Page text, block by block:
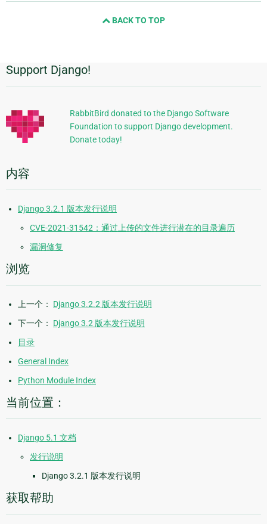
BACK TO TOP
附
加
信
息
Support Django!
RabbitBird donated to the Django Software
Foundation to support Django development.
Donate today!
内容
Django 3.2.1 版本发行说明
CVE-2021-31542：通过上传的文件进行潜在的目录遍历
漏洞修复
浏览
上一个： Django 3.2.2 版本发行说明
下一个： Django 3.2 版本发行说明
目录
General Index
Python Module Index
当前位置：
Django 5.1 文档
发行说明
Django 3.2.1 版本发行说明
获取帮助